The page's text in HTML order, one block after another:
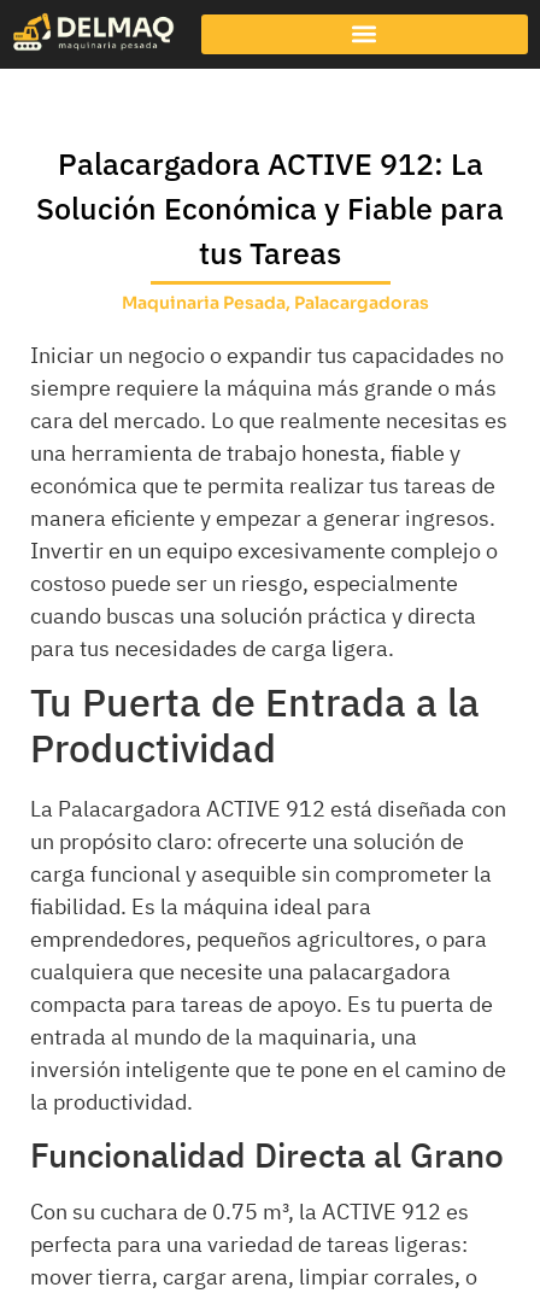
Palacargadora ACTIVE 912: La
Solución Económica y Fiable para
tus Tareas
Maquinaria Pesada, Palacargadoras
Iniciar un negocio o expandir tus capacidades no
siempre requiere la máquina más grande o más
cara del mercado. Lo que realmente necesitas es
una herramienta de trabajo honesta, fiable y
económica que te permita realizar tus tareas de
manera eficiente y empezar a generar ingresos.
Invertir en un equipo excesivamente complejo o
costoso puede ser un riesgo, especialmente
cuando buscas una solución práctica y directa
para tus necesidades de carga ligera.
Tu Puerta de Entrada a la
Productividad
La Palacargadora ACTIVE 912 está diseñada con
un propósito claro: ofrecerte una solución de
carga funcional y asequible sin comprometer la
fiabilidad. Es la máquina ideal para
emprendedores, pequeños agricultores, o para
cualquiera que necesite una palacargadora
compacta para tareas de apoyo. Es tu puerta de
entrada al mundo de la maquinaria, una
inversión inteligente que te pone en el camino de
la productividad.
Funcionalidad Directa al Grano
Con su cuchara de 0.75 m³, la ACTIVE 912 es
perfecta para una variedad de tareas ligeras:
mover tierra, cargar arena, limpiar corrales, o